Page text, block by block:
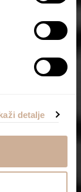
detalje